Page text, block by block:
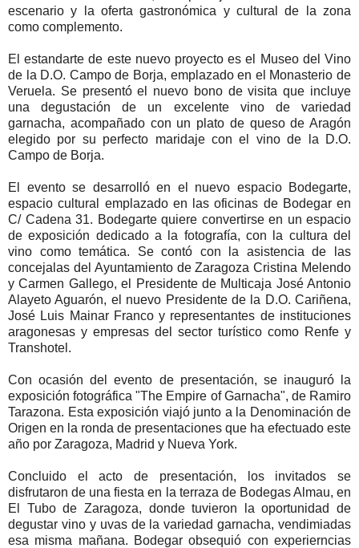
escenario y la oferta gastronómica y cultural de la zona
como complemento.
El estandarte de este nuevo proyecto es el Museo del Vino
de la D.O. Campo de Borja, emplazado en el Monasterio de
Veruela. Se presentó el nuevo bono de visita que incluye
una degustación de un excelente vino de variedad
garnacha, acompañado con un plato de queso de Aragón
elegido por su perfecto maridaje con el vino de la D.O.
Campo de Borja.
El evento se desarrolló en el nuevo espacio Bodegarte,
espacio cultural emplazado en las oficinas de Bodegar en
C/ Cadena 31. Bodegarte quiere convertirse en un espacio
de exposición dedicado a la fotografía, con la cultura del
vino como temática. Se contó con la asistencia de las
concejalas del Ayuntamiento de Zaragoza Cristina Melendo
y Carmen Gallego, el Presidente de Multicaja José Antonio
Alayeto Aguarón, el nuevo Presidente de la D.O. Cariñena,
José Luis Mainar Franco y representantes de instituciones
aragonesas y empresas del sector turístico como Renfe y
Transhotel.
Con ocasión del evento de presentación, se inauguró la
exposición fotográfica "The Empire of Garnacha", de Ramiro
Tarazona. Esta exposición viajó junto a la Denominación de
Origen en la ronda de presentaciones que ha efectuado este
año por Zaragoza, Madrid y Nueva York.
Concluido el acto de presentación, los invitados se
disfrutaron de una fiesta en la terraza de Bodegas Almau, en
El Tubo de Zaragoza, donde tuvieron la oportunidad de
degustar vino y uvas de la variedad garnacha, vendimiadas
esa misma mañana. Bodegar obsequió con experierncias